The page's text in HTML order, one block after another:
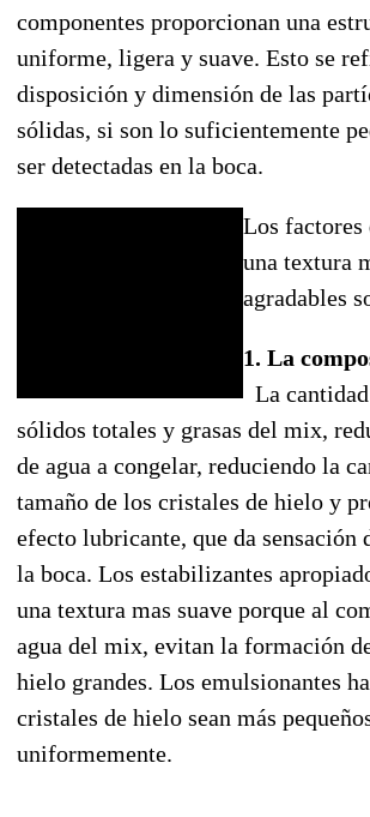
componentes proporcionan una
uniforme, ligera y suave. Esto se
disposición y dimensión de las
sólidas, si son lo suficientemente
ser detectadas en la boca.
Los factores
una textura
agradables
1. La
La
sólidos totales y grasas del mix,
de agua a congelar, reduciendo la
tamaño de los cristales de hielo y
efecto lubricante, que da sensación
la boca. Los estabilizantes
una textura mas suave porque al
agua del mix, evitan la formación
hielo grandes. Los emulsionantes
cristales de hielo sean más
uniformemente.